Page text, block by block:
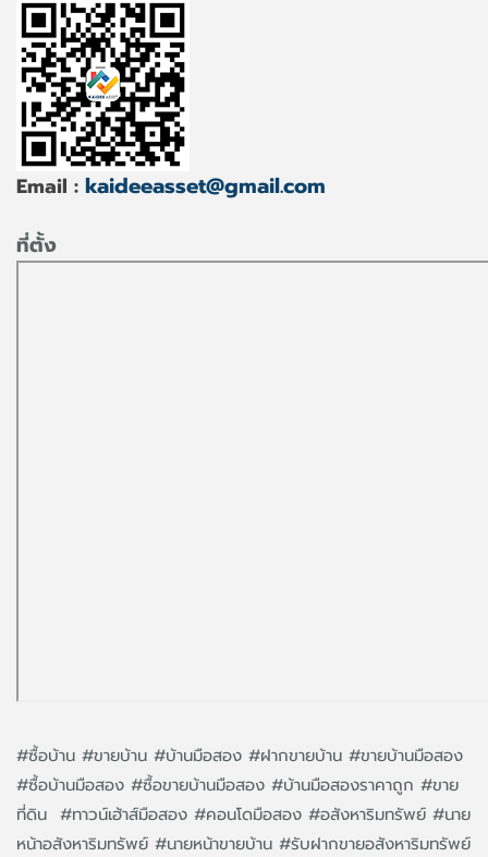
Email : kaideeasset@gmail.com
ที่ตั้ง
#ซื้อบ้าน #ขายบ้าน #บ้านมือสอง #ฝากขายบ้าน #ขายบ้านมือสอง
#ซื้อบ้านมือสอง #ซื้อขายบ้านมือสอง #บ้านมือสองราคาถูก #ขาย
ที่ดิน #ทาวน์เฮ้าส์มือสอง #คอนโดมือสอง #อสังหาริมทรัพย์ #นาย
หน้าอสังหาริมทรัพย์ #นายหน้าขายบ้าน #รับฝากขายอสังหาริมทรัพย์